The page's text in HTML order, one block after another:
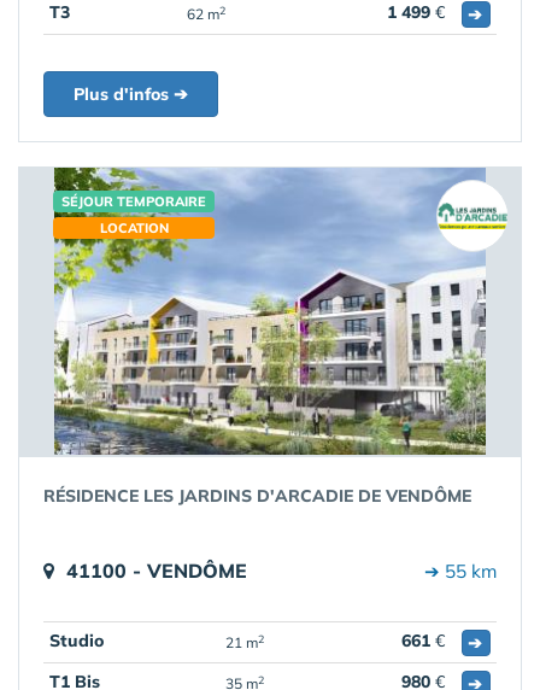
T3
62 m2 1 499 € ➔
Plus d'infos ➔
SÉJOUR TEMPORAIRE
LOCATION
RÉSIDENCE LES JARDINS D'ARCADIE DE VENDÔME
41100 - VENDÔME ➔ 55 km
Studio 21 m2 661 €
➔
T1 Bis
35 m2 980 €
➔